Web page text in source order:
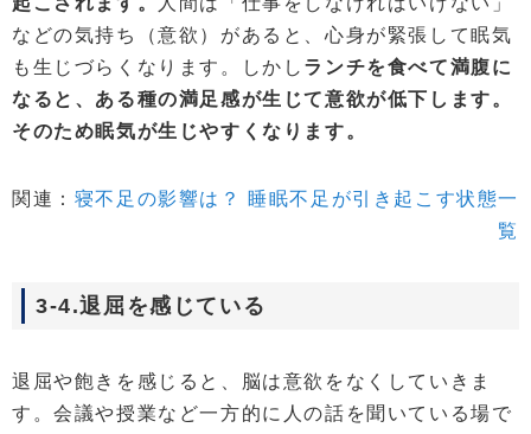
などの気持ち（意欲）があると、心身が緊張して眠気
も生じづらくなります。しかし ランチを食べて満腹に
なると、ある種の満足感が生じて意欲が低下します。
そのため眠気が生じやすくなります。
関連： 寝不足の影響は？ 睡眠不足が引き起こす状態一
覧
3-4.退屈を感じている
退屈や飽きを感じると、脳は意欲をなくしていきま
す。会議や授業など一方的に人の話を聞いている場で